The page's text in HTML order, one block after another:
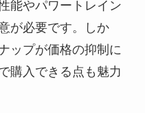
能やパワートレイン
が必要です。しか
ップが価格の抑制に
購入できる点も魅力